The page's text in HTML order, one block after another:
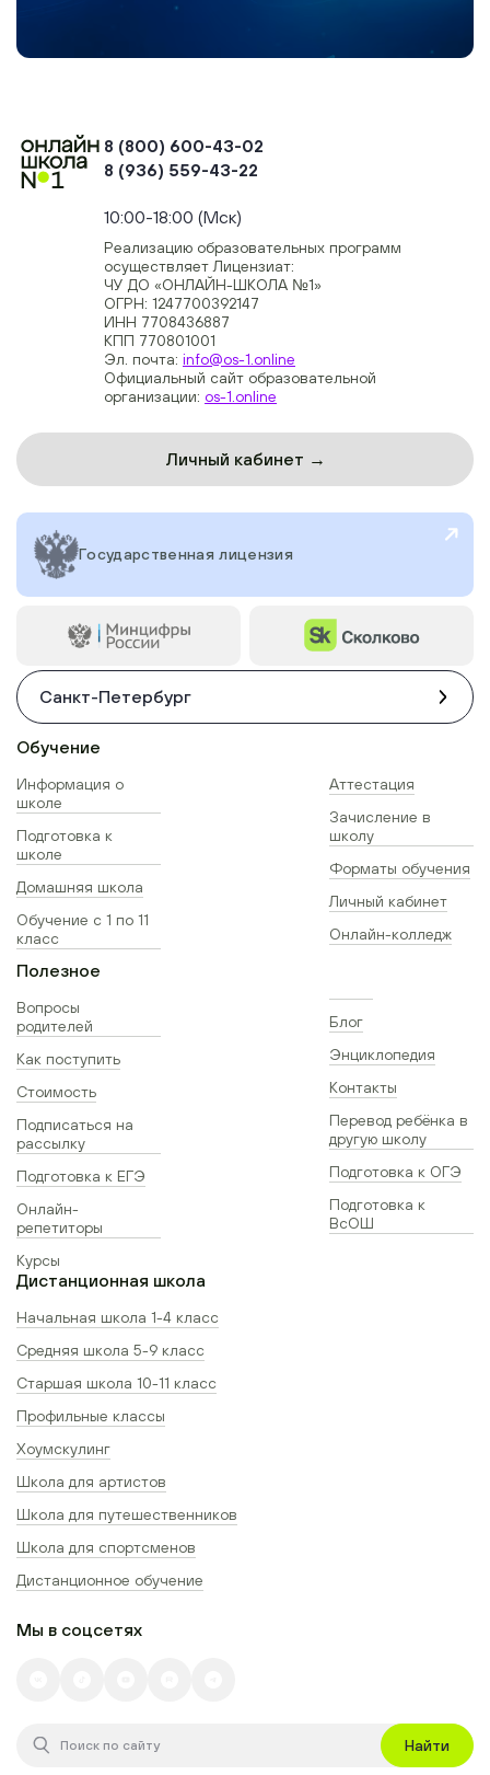
8 (800) 600-43-02
8 (936) 559-43-22
10:00-18:00 (Мск)
Реализацию образовательных программ
осуществляет Лицензиат:
ЧУ ДО «ОНЛАЙН-ШКОЛА №1»
ОГРН: 1247700392147
ИНН 7708436887
КПП 770801001
Эл. почта: info@os-1.online
Официальный сайт образовательной
организации: os-1.online
Личный кабинет →
Государственная лицензия
Санкт-Петербург
Обучение
Информация о
школе
Подготовка к
школе
Домашняя школа
Обучение с 1 по 11
класс
Аттестация
Зачисление в
школу
Форматы обучения
Личный кабинет
Онлайн-колледж
Полезное
Вопросы
родителей
Как поступить
Стоимость
Подписаться на
рассылку
Подготовка к ЕГЭ
Онлайн-
репетиторы
Курсы
Блог
Энциклопедия
Контакты
Перевод ребёнка в
другую школу
Подготовка к ОГЭ
Подготовка к
ВсОШ
Дистанционная школа
Начальная школа 1-4 класс
Средняя школа 5-9 класс
Старшая школа 10-11 класс
Профильные классы
Хоумскулинг
Школа для артистов
Школа для путешественников
Школа для спортсменов
Дистанционное обучение
Мы в соцсетях
Найти